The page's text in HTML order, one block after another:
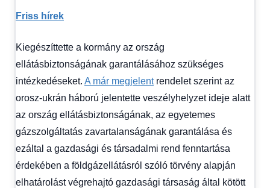
Friss hírek
Kiegészíttette a kormány az ország
ellátásbiztonságának garantálásához szükséges
intézkedéseket. A már megjelentrendelet szerint az
orosz-ukrán háború jelentette veszélyhelyzet ideje alatt
az ország ellátásbiztonságának, az egyetemes
gázszolgáltatás zavartalanságának garantálása és
ezáltal a gazdasági és társadalmi rend fenntartása
érdekében a földgázellátásról szóló törvény alapján
elhatárolást végrehajtó gazdasági társaság által kötött